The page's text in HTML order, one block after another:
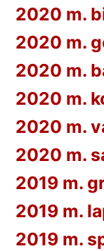
2020 m.
2020 m.
2020 m.
2020 m.
2020 m.
2020 m.
2019 m.
2019 m.
2019 m.